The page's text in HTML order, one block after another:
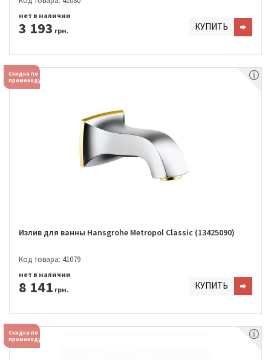
3 193 грн.
нет в наличии
КУПИТЬ
Скидка по
промокоду
Излив для ванны Hansgrohe Metropol Classic (13425090)
Код товара: 41079
8 141 грн.
нет в наличии
КУПИТЬ
Скидка по
промокоду